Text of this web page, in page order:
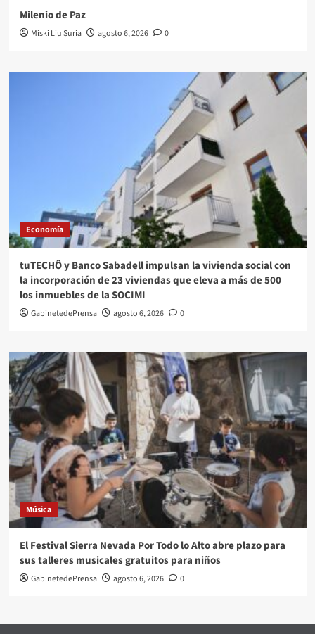
Milenio de Paz
Miski Liu Suria agosto 6, 2026 0
Economía
tuTECHÔ y Banco Sabadell impulsan la vivienda social con
la incorporación de 23 viviendas que eleva a más de 500
los inmuebles de la SOCIMI
GabinetedePrensa agosto 6, 2026 0
Música
El Festival Sierra Nevada Por Todo lo Alto abre plazo para
sus talleres musicales gratuitos para niños
GabinetedePrensa agosto 6, 2026 0